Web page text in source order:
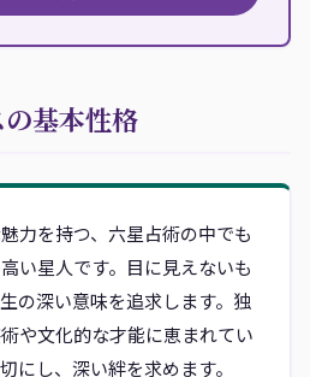
基本性格
力を持つ、六星占術の中でも
い星人です。目に見えないも
の深い意味を追求します。独
や文化的な才能に恵まれてい
にし、深い絆を求めます。